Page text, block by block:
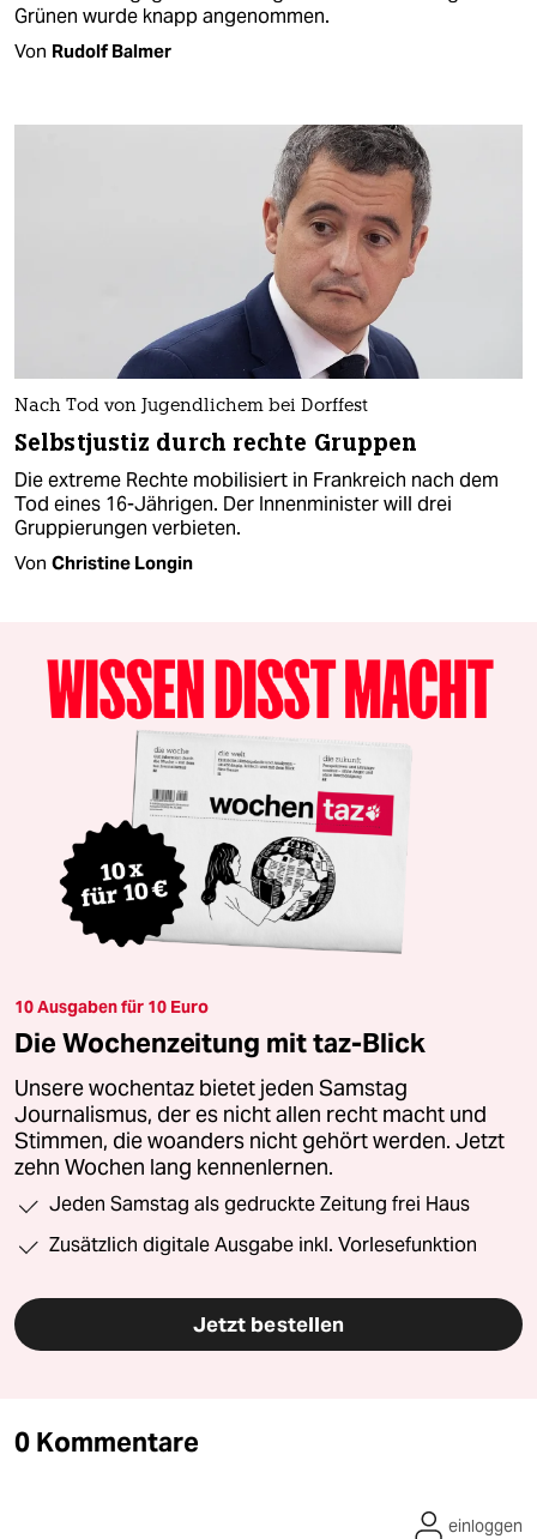
Grünen wurde knapp angenommen.
Von Rudolf Balmer
Nach Tod von Jugendlichem bei Dorffest
Selbstjustiz durch rechte Gruppen
Die extreme Rechte mobilisiert in Frankreich nach dem
Tod eines 16-Jährigen. Der Innenminister will drei
Gruppierungen verbieten.
Von Christine Longin
10 Ausgaben für 10 Euro
Die Wochenzeitung mit taz-Blick
Unsere wochentaz bietet jeden Samstag
Journalismus, der es nicht allen recht macht und
Stimmen, die woanders nicht gehört werden. Jetzt
zehn Wochen lang kennenlernen.
Jeden Samstag als gedruckte Zeitung frei Haus
Zusätzlich digitale Ausgabe inkl. Vorlesefunktion
Jetzt bestellen
0 Kommentare
einloggen